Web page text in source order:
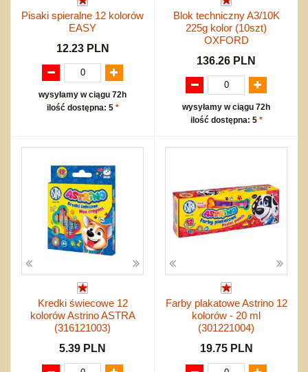
Pisaki spieralne 12 kolorów
EASY
12.23 PLN
wysyłamy w ciągu 72h
ilość dostępna: 5 *
Blok techniczny A3/10K
225g kolor (10szt)
OXFORD
136.26 PLN
wysyłamy w ciągu 72h
ilość dostępna: 5 *
Kredki świecowe 12
kolorów Astrino ASTRA
(316121003)
5.39 PLN
Farby plakatowe Astrino 12
kolorów - 20 ml
(301221004)
19.75 PLN